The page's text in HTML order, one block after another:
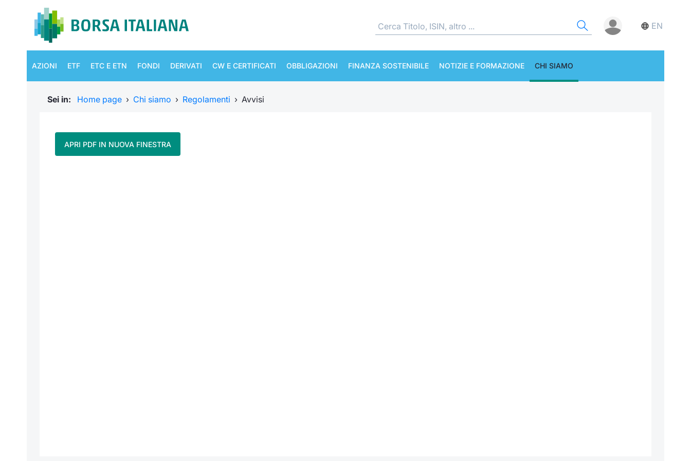
EN
AZIONI ETF ETC E ETN FONDI DERIVATI CW E CERTIFICATI OBBLIGAZIONI FINANZA SOSTENIBILE NOTIZIE E FORMAZIONE CHI SIAMO
Sei in: Home page › Chi siamo › Regolamenti › Avvisi
APRI PDF IN NUOVA FINESTRA